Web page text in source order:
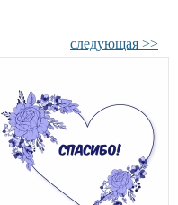
следующая >>